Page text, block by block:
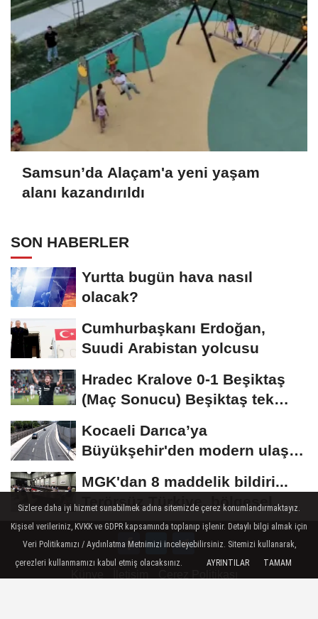
Samsun’da Alaçam'a yeni yaşam
alanı kazandırıldı
SON HABERLER
Yurtta bugün hava nasıl
olacak?
Cumhurbaşkanı Erdoğan,
Suudi Arabistan yolcusu
Hradec Kralove 0-1 Beşiktaş
(Maç Sonucu) Beşiktaş tek
Kocaeli Darıca’ya
Büyükşehir'den modern ulaşım
MGK'dan 8 maddelik bildiri...
Terörsüz Türkiye, bölgesel
güvenlik...
Sizlere daha iyi hizmet sunabilmek adına sitemizde çerez konumlandırmaktayız.
Kişisel verileriniz, KVKK ve GDPR kapsamında toplanıp işlenir. Detaylı bilgi almak için
Veri Politikamızı / Aydınlatma Metnimizi inceleyebilirsiniz. Sitemizi kullanarak,
çerezleri kullanmamızı kabul etmiş olacaksınız.
AYRINTILAR TAMAM